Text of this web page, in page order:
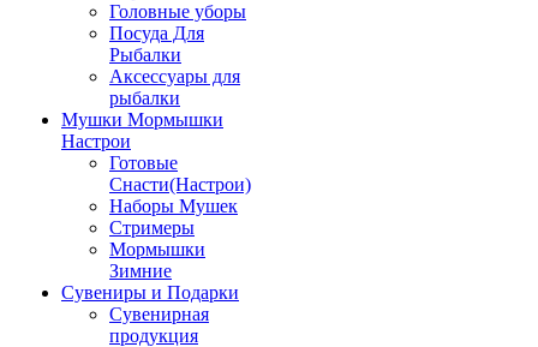
Головные уборы
Посуда Для
Рыбалки
Аксессуары для
рыбалки
Мушки Мормышки
Настрои
Готовые
Снасти(Настрои)
Наборы Мушек
Стримеры
Мормышки
Зимние
Сувениры и Подарки
Сувенирная
продукция